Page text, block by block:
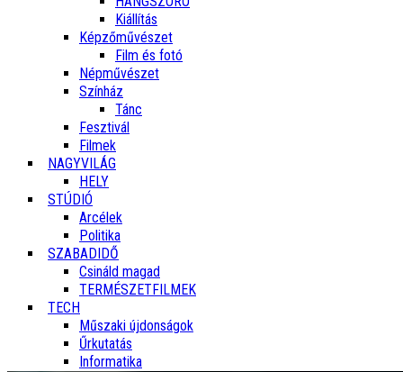
Kiállítás
Képzőművészet
Film és fotó
Népművészet
Színház
Tánc
Fesztivál
Filmek
NAGYVILÁG
HELY
STÚDIÓ
Arcélek
Politika
SZABADIDŐ
Csináld magad
TERMÉSZETFILMEK
TECH
Műszaki újdonságok
Űrkutatás
Informatika